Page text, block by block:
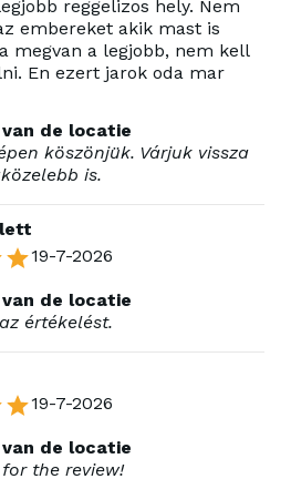
reggelizos hely. Nem
embereket akik mast is
megvan a legjobb, nem kell
En ezert jarok oda mar
de locatie
köszönjük. Várjuk vissza
is.
19-7-2026
de locatie
értékelést.
19-7-2026
de locatie
the review!